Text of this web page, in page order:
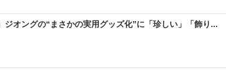
ジオングの“まさかの実用グッズ化”に「珍しい」「飾り...